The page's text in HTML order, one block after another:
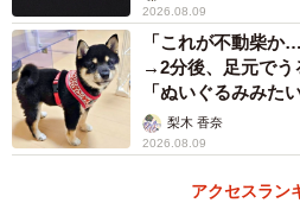
2026.08.09
「これが不動柴
→2分後、足元でう
「ぬいぐるみみたい
梨木 香奈
2026.08.09
アクセスラン